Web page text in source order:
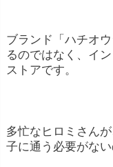
ブランド「ハチオ
るのではなく、イ
ストアです。
多忙なヒロミさん
子に通う必要がない